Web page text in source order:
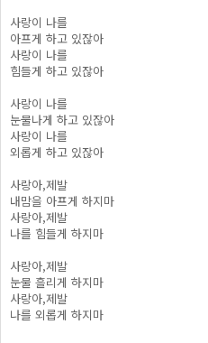
사랑이 나를
아프게 하고 있잖아
사랑이 나를
힘들게 하고 있잖아
사랑이 나를
눈물나게 하고 있잖아
사랑이 나를
외롭게 하고 있잖아
사랑아,제발
내맘을 아프게 하지마
사랑아,제발
나를 힘들게 하지마
사랑아,제발
눈물 흘리게 하지마
사랑아,제발
나를 외롭게 하지마